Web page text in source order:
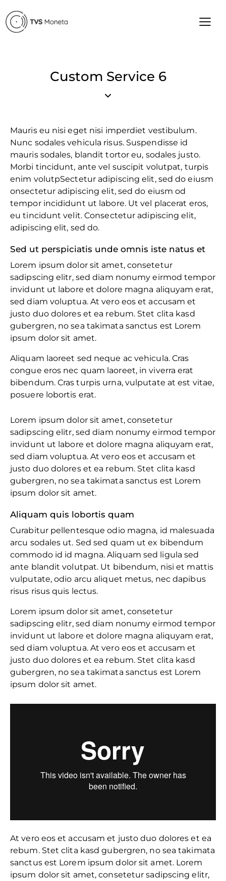
Custom Service 6
Mauris eu nisi eget nisi imperdiet vestibulum.
Nunc sodales vehicula risus. Suspendisse id
mauris sodales, blandit tortor eu, sodales justo.
Morbi tincidunt, ante vel suscipit volutpat, turpis
enim volutpSectetur adipiscing elit, sed do eiusm
onsectetur adipiscing elit, sed do eiusm od
tempor incididunt ut labore. Ut vel placerat eros,
eu tincidunt velit. Consectetur adipiscing elit,
adipiscing elit, sed do.
Sed ut perspiciatis unde omnis iste natus et
Lorem ipsum dolor sit amet, consetetur
sadipscing elitr, sed diam nonumy eirmod tempor
invidunt ut labore et dolore magna aliquyam erat,
sed diam voluptua. At vero eos et accusam et
justo duo dolores et ea rebum. Stet clita kasd
gubergren, no sea takimata sanctus est Lorem
ipsum dolor sit amet.
Aliquam laoreet sed neque ac vehicula. Cras
congue eros nec quam laoreet, in viverra erat
bibendum. Cras turpis urna, vulputate at est vitae,
posuere lobortis erat.
Lorem ipsum dolor sit amet, consetetur
sadipscing elitr, sed diam nonumy eirmod tempor
invidunt ut labore et dolore magna aliquyam erat,
sed diam voluptua. At vero eos et accusam et
justo duo dolores et ea rebum. Stet clita kasd
gubergren, no sea takimata sanctus est Lorem
ipsum dolor sit amet.
Aliquam quis lobortis quam
Curabitur pellentesque odio magna, id malesuada
arcu sodales ut. Sed sed quam ut ex bibendum
commodo id id magna. Aliquam sed ligula sed
ante blandit volutpat. Ut bibendum, nisi et mattis
vulputate, odio arcu aliquet metus, nec dapibus
risus risus quis lectus.
Lorem ipsum dolor sit amet, consetetur
sadipscing elitr, sed diam nonumy eirmod tempor
invidunt ut labore et dolore magna aliquyam erat,
sed diam voluptua. At vero eos et accusam et
justo duo dolores et ea rebum. Stet clita kasd
gubergren, no sea takimata sanctus est Lorem
ipsum dolor sit amet.
At vero eos et accusam et justo duo dolores et ea
rebum. Stet clita kasd gubergren, no sea takimata
sanctus est Lorem ipsum dolor sit amet. Lorem
ipsum dolor sit amet, consetetur sadipscing elitr,